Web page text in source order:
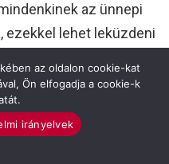
az ünnepi
ezekkel lehet leküzdeni
meghozta Gödöllőről
Babák Mihály
Pállal meggyújtsák a
az oldalon cookie-kat
Ön elfogadja a cookie-k
irányelvek